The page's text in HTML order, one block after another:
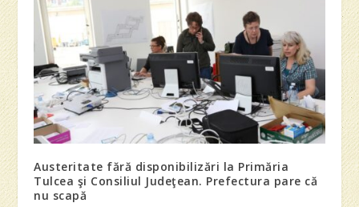
Austeritate fără disponibilizări la Primăria
Tulcea şi Consiliul Judeţean. Prefectura pare că
nu scapă